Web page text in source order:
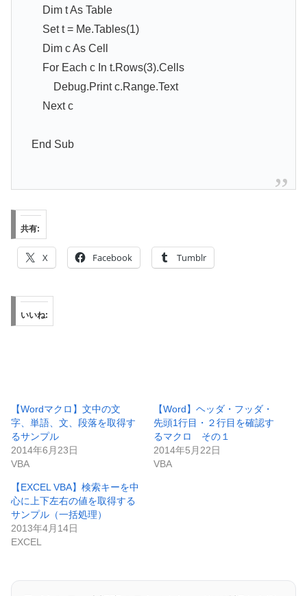
Dim t As Table
Set t = Me.Tables(1)
Dim c As Cell
For Each c In t.Rows(3).Cells
Debug.Print c.Range.Text
Next c
End Sub
共有:
X Facebook Tumblr
いいね:
【Wordマクロ】文中の文
字、単語、文、段落を取得す
るサンプル
2014年6月23日
VBA
【Word】ヘッダ・フッダ・
先頭1行目・２行目を確認す
るマクロ その１
2014年5月22日
VBA
【EXCEL VBA】検索キーを中
心に上下左右の値を取得する
サンプル（一括処理）
2013年4月14日
EXCEL